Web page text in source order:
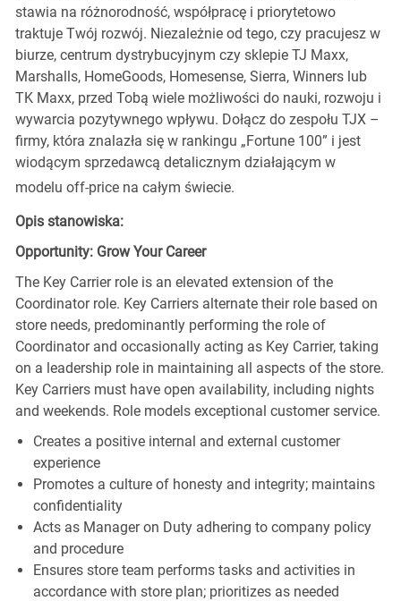
stawia na różnorodność, współpracę i priorytetowo
traktuje Twój rozwój. Niezależnie od tego, czy pracujesz w
biurze, centrum dystrybucyjnym czy sklepie TJ Maxx,
Marshalls, HomeGoods, Homesense, Sierra, Winners lub
TK Maxx, przed Tobą wiele możliwości do nauki, rozwoju i
wywarcia pozytywnego wpływu. Dołącz do zespołu TJX –
firmy, która znalazła się w rankingu „Fortune 100” i jest
wiodącym sprzedawcą detalicznym działającym w
modelu off-price na całym świecie.
Opis stanowiska:
Opportunity: Grow Your Career
The Key Carrier role is an elevated extension of the
Coordinator role. Key Carriers alternate their role based on
store needs, predominantly performing the role of
Coordinator and occasionally acting as Key Carrier, taking
on a leadership role in maintaining all aspects of the store.
Key Carriers must have open availability, including nights
and weekends. Role models exceptional customer service.
Creates a positive internal and external customer
experience
Promotes a culture of honesty and integrity; maintains
confidentiality
Acts as Manager on Duty adhering to company policy
and procedure
Ensures store team performs tasks and activities in
accordance with store plan; prioritizes as needed